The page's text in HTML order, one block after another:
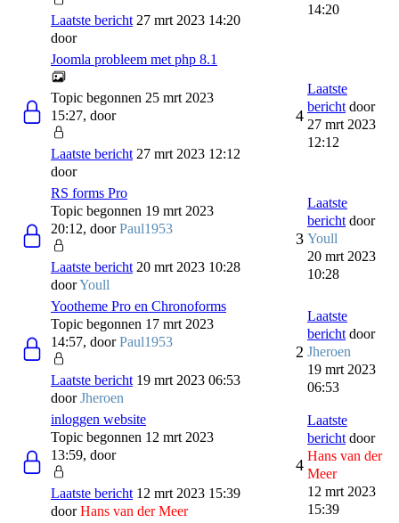
Laatste bericht 27 mrt 2023 14:20
door
14:20
Joomla probleem met php 8.1
Topic begonnen 25 mrt 2023
15:27, door
Laatste bericht 27 mrt 2023 12:12
door
4
Laatste
bericht door
27 mrt 2023
12:12
RS forms Pro
Topic begonnen 19 mrt 2023
20:12, doorPaul1953
Laatste bericht 20 mrt 2023 10:28
doorYoull
3
Laatste
bericht door
Youll
20 mrt 2023
10:28
Yootheme Pro en Chronoforms
Topic begonnen 17 mrt 2023
14:57, doorPaul1953
Laatste bericht 19 mrt 2023 06:53
doorJheroen
2
Laatste
bericht door
Jheroen
19 mrt 2023
06:53
inloggen website
Topic begonnen 12 mrt 2023
13:59, door
Laatste bericht 12 mrt 2023 15:39
doorHans van der Meer
4
Laatste
bericht door
Hans van der
Meer
12 mrt 2023
15:39